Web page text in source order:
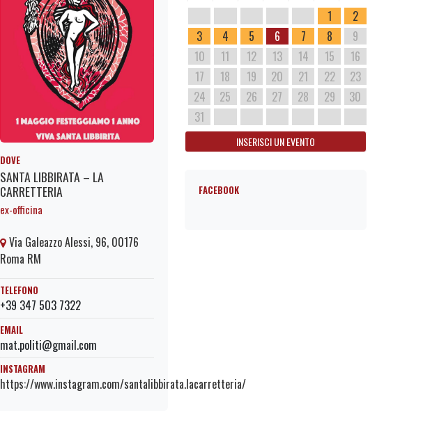
DOVE
SANTA LIBBIRATA – LA
CARRETTERIA
ex-officina
Via Galeazzo Alessi, 96, 00176
Roma RM
TELEFONO
+39 347 503 7322
EMAIL
mat.politi@gmail.com
INSTAGRAM
https://www.instagram.com/santalibbirata.lacarretteria/
1
2
3
4 5 6 7 8
9
10
11 12 13 14 15
16
17
18 19 20 21 22
23
24
25 26 27 28 29
30
31
INSERISCI UN EVENTO
FACEBOOK